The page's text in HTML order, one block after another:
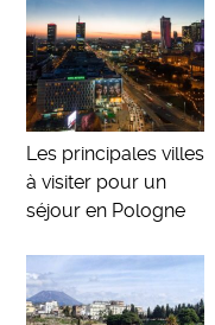
Les principales villes
à visiter pour un
séjour en Pologne